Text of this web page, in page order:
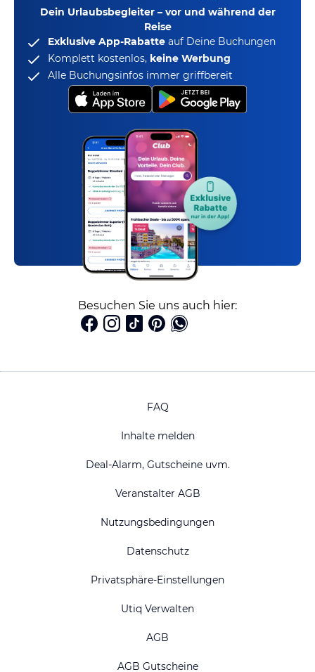
Dein Urlaubsbegleiter – vor und während der
Reise
Exklusive App-Rabatte auf Deine Buchungen
Komplett kostenlos, keine Werbung
Alle Buchungsinfos immer griffbereit
Besuchen Sie uns auch hier:
FAQ
Inhalte melden
Deal-Alarm, Gutscheine uvm.
Veranstalter AGB
Nutzungsbedingungen
Datenschutz
Privatsphäre-Einstellungen
Utiq Verwalten
AGB
AGB Gutscheine